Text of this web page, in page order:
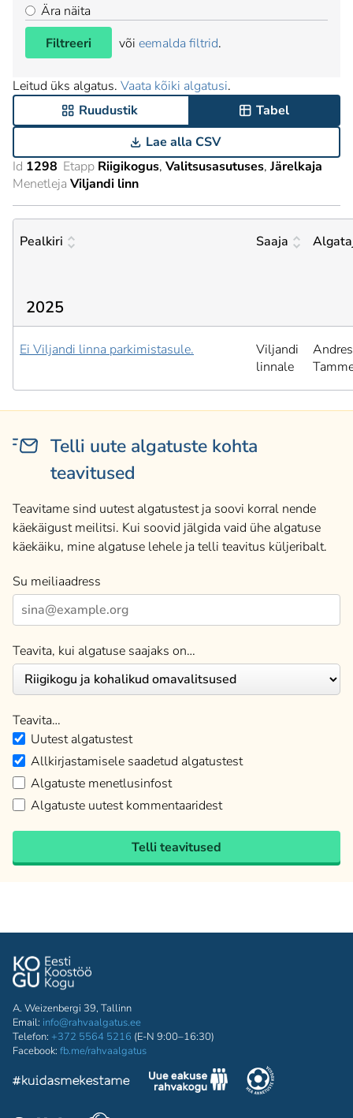
Ära näita
Filtreeri
või eemalda filtrid.
Leitud üks algatus. Vaata kõiki algatusi.
Ruudustik
Tabel
Lae alla CSV
Id 1298 Etapp Riigikogus Valitsusasutuses Järelkaja
Menetleja Viljandi linn
Pealkiri Saaja
2025
Ei Viljandi linna parkimistasule.
Viljandi
linnale
Andres
Telli uute algatuste kohta
teavitused
Teavitame sind uutest algatustest ja soovi korral nende
käekäigust meilitsi. Kui soovid jälgida vaid ühe algatuse
käekäiku, mine algatuse lehele ja telli teavitus küljeribalt.
Su meiliaadress
Teavita, kui algatuse saajaks on…
Teavita…
Uutest algatustest
Allkirjastamisele saadetud algatustest
Algatuste menetlusinfost
Algatuste uutest kommentaaridest
Telli teavitused
A. Weizenbergi 39, Tallinn
Email: info@rahvaalgatus.ee
Telefon: +372 5564 5216 (E-N 9:00–16:30)
Facebook: fb.me/rahvaalgatus